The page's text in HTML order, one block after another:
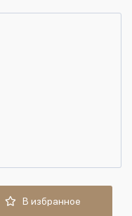
В избранное